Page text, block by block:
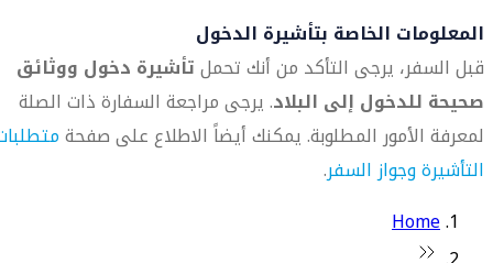
المعلومات الخاصة بتأشيرة الدخول
قبل السفر، يرجى التأكد من أنك تحملتأشيرة دخول ووثائق
صحيحة للدخول إلى البلاد. يرجى مراجعة السفارة ذات الصلة
لمعرفة الأمور المطلوبة. يمكنك أيضاً الاطلاع على صفحة
التأشيرة وجواز السفر.
Home